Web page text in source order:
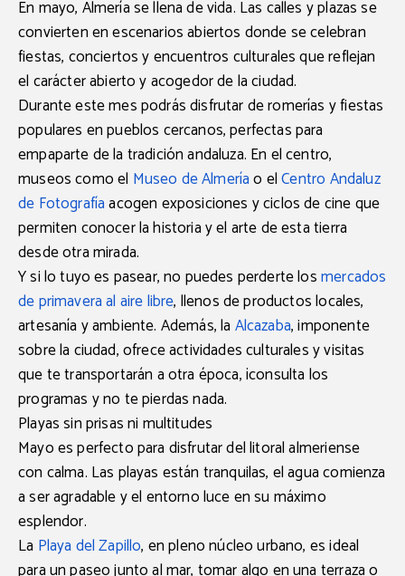
En mayo, Almería se llena de vida. Las calles y plazas se
convierten en escenarios abiertos donde se celebran
fiestas, conciertos y encuentros culturales que reflejan
el carácter abierto y acogedor de la ciudad.
Durante este mes podrás disfrutar deromerías y fiestas
populares en pueblos cercanos, perfectas para
empaparte de la tradición andaluza. En el centro,
museos como el Museo de Almeríao elCentro Andaluz
de Fotografíaacogen exposiciones y ciclos de cine que
permiten conocer la historia y el arte de esta tierra
desde otra mirada.
Y si lo tuyo es pasear, no puedes perderte losmercados
de primavera al aire libre, llenos de productos locales,
artesanía y ambiente. Además, la Alcazaba, imponente
sobre la ciudad, ofrece actividades culturales y visitas
que te transportarán a otra época, ¡consulta los
programas y no te pierdas nada.
Playas sin prisas ni multitudes
Mayo es perfecto para disfrutar del litoral almeriense
con calma. Las playas están tranquilas, el agua comienza
a ser agradable y el entorno luce en su máximo
esplendor.
La Playa del Zapillo, en pleno núcleo urbano, es ideal
para un paseo junto al mar, tomar algo en una terraza o